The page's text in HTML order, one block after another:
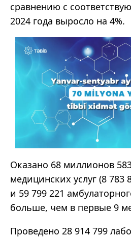
сравнению с
2024 года выросло на 4%.
Оказано 68 миллионов
медицинских услуг (8 783
и 59 799 221
больше, чем в первые 9
Проведено 28 914 799